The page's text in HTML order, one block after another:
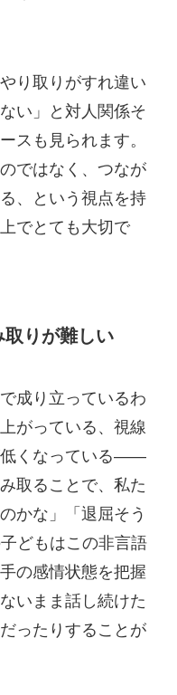
り取りがすれ違い
い」と対人関係そ
スも見られます。
ではなく、つなが
、という視点を持
でとても大切で
りが難しい
成り立っているわ
がっている、視線
低くなっている——
取ることで、私た
かな」「退屈そう
どもはこの非言語
の感情状態を把握
いまま話し続けた
ったりすることが